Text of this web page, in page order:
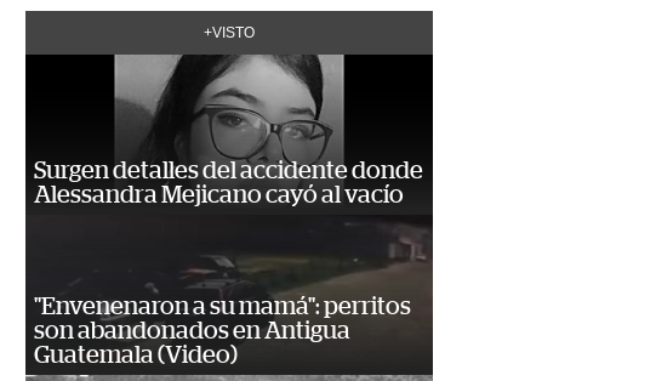
+VISTO
Surgen detalles del accidente donde
Alessandra Mejicano cayó al vacío
"Envenenaron a su mamá": perritos
son abandonados en Antigua
Guatemala (Video)